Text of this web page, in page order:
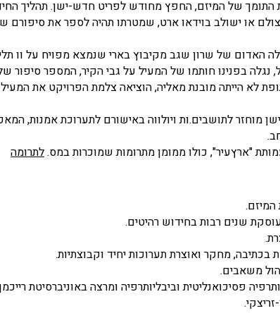
התומך של המיזם, החפץ מחודש לפריט חדש-ישן. תהליך
או ישולב בוידאו ארט, שמטרתו תהיה לספר את
האדום של שרון שגב מקיבוץ בארי שנמצא מפויח על וו
בפנינו חותמו של המעיל על גבי הקיר, המספר סיפור
לא הייתה מובנת מאליה, הוציאה צלמת הפרויקט את
מוחזר לתושבים.ות ויולווה באישורם לתערוכת אמנות,
"ארץעיר", כולו ממומן מתרומות שמוכרות במס.לתרומה
המיזם.
מחקר ואוצרת תערוכות יחיד וקבוצתיות.
משאבים.
פסיכואנליטית וביבליותרפיה ומרצה באוניברסיטת